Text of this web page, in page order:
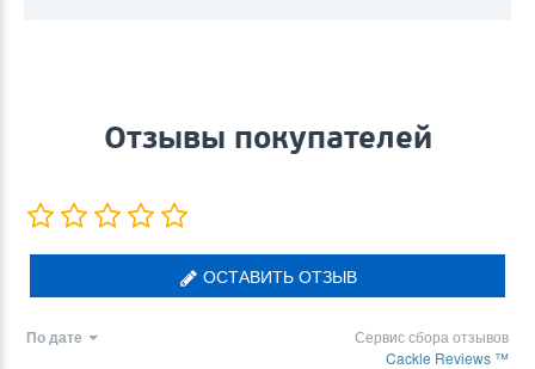
Отзывы покупателей
ОСТАВИТЬ ОТЗЫВ
По дате
Сервис сбора отзывов
Cackle Reviews ™